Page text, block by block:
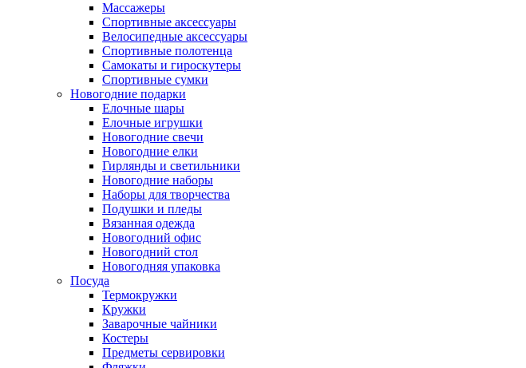
Массажеры
Спортивные аксессуары
Велосипедные аксессуары
Спортивные полотенца
Самокаты и гироскутеры
Спортивные сумки
Новогодние подарки
Елочные шары
Елочные игрушки
Новогодние свечи
Новогодние елки
Гирлянды и светильники
Новогодние наборы
Наборы для творчества
Подушки и пледы
Вязанная одежда
Новогодний офис
Новогодний стол
Новогодняя упаковка
Посуда
Термокружки
Кружки
Заварочные чайники
Костеры
Предметы сервировки